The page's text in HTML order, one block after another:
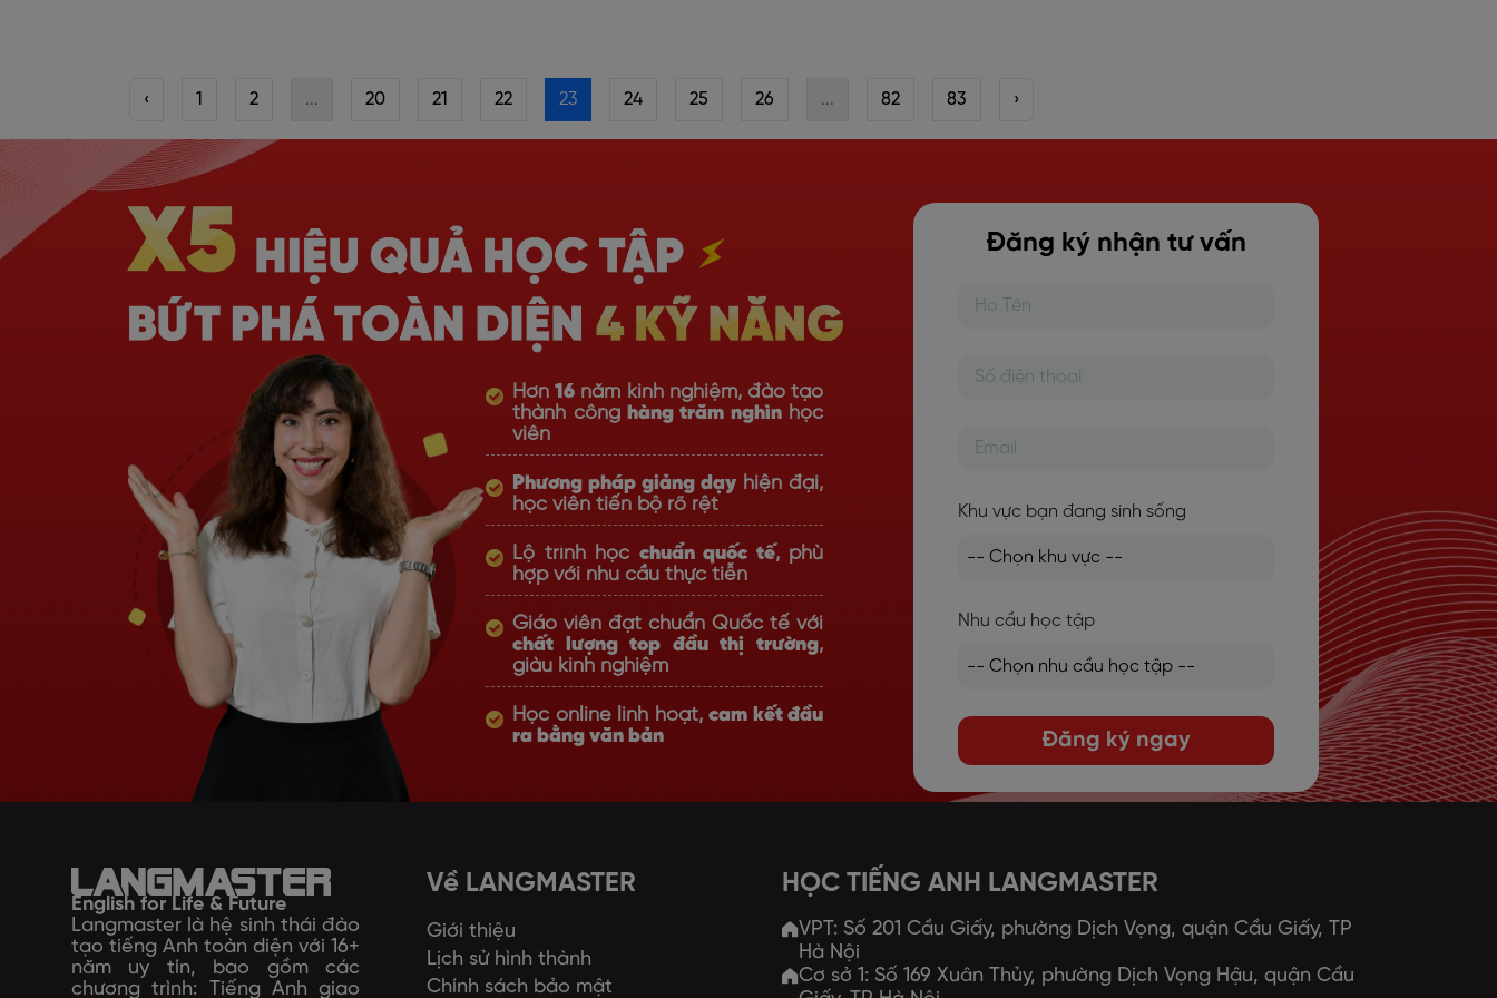
‹ 1 2 ... 20 21 22 23 24 25 26 ... 82 83 ›
Hơn16 năm kinh nghiệm, đào tạo
thành công hàng trăm nghìnhọc
viên
Phương pháp giảng dạy hiện đại,
học viên tiến bộ rõ rệt
Lộ trình học chuẩn quốc tế, phù
hợp với nhu cầu thực tiễn
Giáo viên đạt chuẩn Quốc tế với
chất lượng top đầu thị trường,
giàu kinh nghiệm
Học online linh hoạt,cam kết đầu
ra bằng văn bản
Đăng ký nhận tư vấn
Khu vực bạn đang sinh sống
Nhu cầu học tập
Đăng ký ngay
English for Life & Future
Langmaster là hệ sinh thái đào
tạo tiếng Anh toàn diện với 16+
năm uy tín, bao gồm các
chương trình: Tiếng Anh giao
Về LANGMASTER
Giới thiệu
Lịch sử hình thành
Chính sách bảo mật
HỌC TIẾNG ANH LANGMASTER
VPT: Số 201 Cầu Giấy, phường Dịch Vọng, quận Cầu Giấy, TP
Hà Nội
Cơ sở 1: Số 169 Xuân Thủy, phường Dịch Vọng Hậu, quận Cầu